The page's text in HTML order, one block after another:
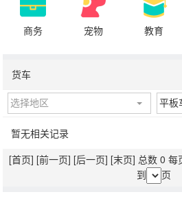
商务 宠物 教育
货车
选择地区 平板
暂无相关记录
[首页] [前一页] [后一页] [末页] 总数 0
到
页